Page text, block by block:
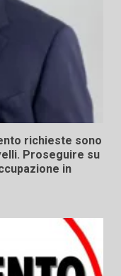
richieste sono
Proseguire su
in